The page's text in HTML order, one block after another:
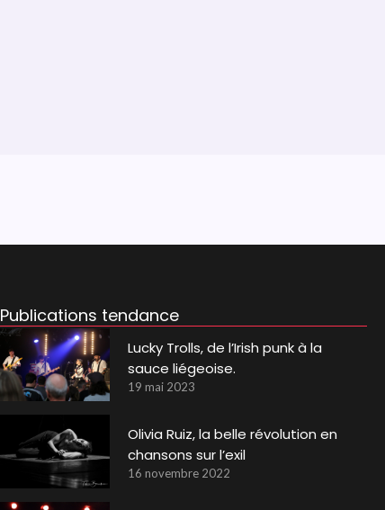
Publications tendance
Lucky Trolls, de l’Irish punk à la
sauce liégeoise.
19 mai 2023
Olivia Ruiz, la belle révolution en
chansons sur l’exil
16 novembre 2022